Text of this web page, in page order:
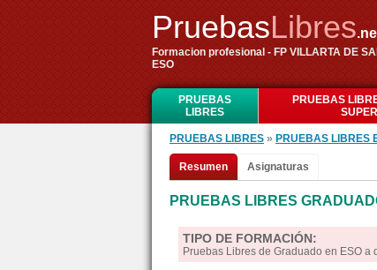
PruebasLibres
Formacion profesional - FP VILLARTA DE
ESO
PRUEBAS
LIBRES
PRUEBAS
PRUEBAS LIBRES » PRUEBAS LIBRES
Resumen Asignaturas
PRUEBAS LIBRES
TIPO DE FORMACIÓN:
Pruebas Libres de Graduado en ESO a